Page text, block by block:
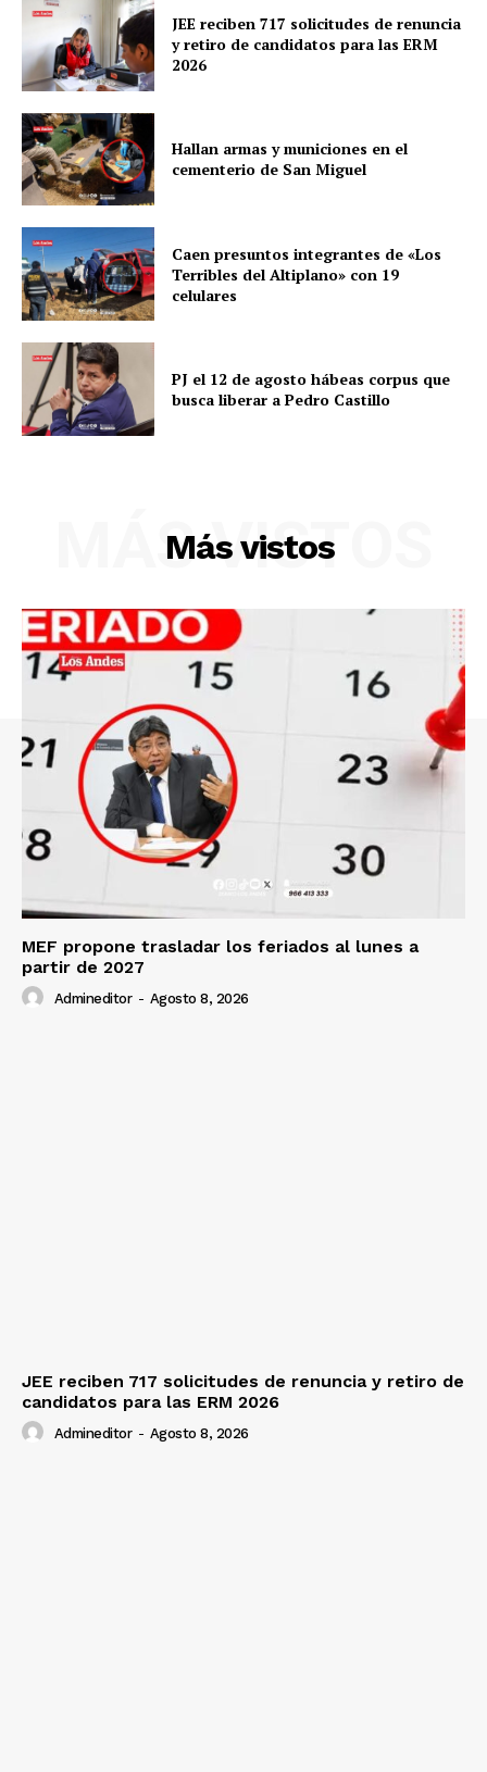
Diario los Andes
Contacto
Prensa
JEE reciben 717 solicitudes de renuncia
y retiro de candidatos para las ERM
2026
Hallan armas y municiones en el
cementerio de San Miguel
Caen presuntos integrantes de «Los
Terribles del Altiplano» con 19
celulares
PJ el 12 de agosto hábeas corpus que
busca liberar a Pedro Castillo
Más vistos
MÁS VISTOS
MEF propone trasladar los feriados al lunes a
partir de 2027
Admineditor - Agosto 8, 2026
JEE reciben 717 solicitudes de renuncia y retiro de
candidatos para las ERM 2026
Admineditor - Agosto 8, 2026